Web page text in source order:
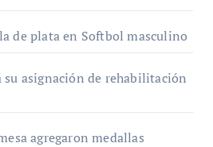
de plata en Softbol masculino
asignación de rehabilitación
agregaron medallas